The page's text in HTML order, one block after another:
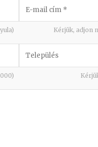
Kérjük, adjon